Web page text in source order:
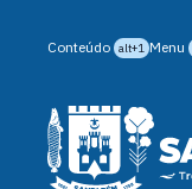
Conteúdo alt+1 Menu